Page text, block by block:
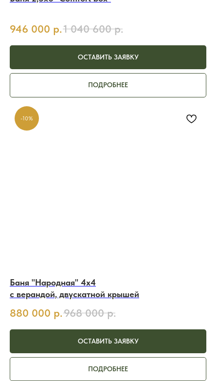
946 000 р.1 040 600 р.
ОСТАВИТЬ ЗАЯВКУ
ПОДРОБНЕЕ
-10%
Баня "Народная" 4х4
с верандой, двускатной крышей
880 000 р.968 000 р.
ОСТАВИТЬ ЗАЯВКУ
ПОДРОБНЕЕ